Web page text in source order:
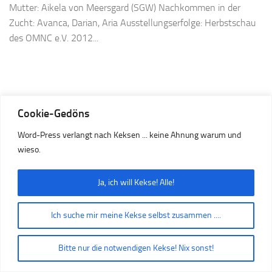
Cookie-Gedöns
Word-Press verlangt nach Keksen ... keine Ahnung warum und
wieso.
Ich suche mir meine Kekse selbst zusammen ....
Bitte nur die notwendigen Kekse! Nix sonst!
Ja, ich will Kekse! Alle!
Mutter: Aikela von Meersgard (SGW) Nachkommen in der
Zucht: Avanca, Darian, Aria Ausstellungserfolge: Herbstschau
des OMNC e.V. 2012...
Präsentiert von - Entworfen mit demHueman-Theme